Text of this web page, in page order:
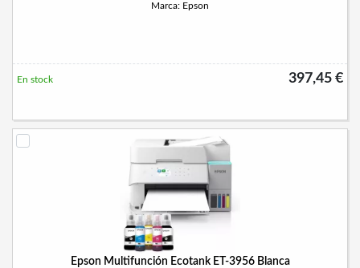
Marca: Epson
397,45 €
En stock
Epson Multifunción Ecotank ET-3956 Blanca